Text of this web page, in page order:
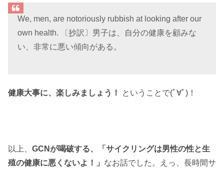
We, men, are notoriously rubbish at looking after our
own health. 〔抄訳〕男子は、自分の健康を顧みな
い、非常に悪い傾向がある。
健康大事に、楽しみましょう！ ということで(ﾟ∀ﾟ)！
以上、 GCNが喝破する、「サイクリングは男性の性と生
殖の健康に悪くないよ！」 なお話でした。えっ、長時間サ